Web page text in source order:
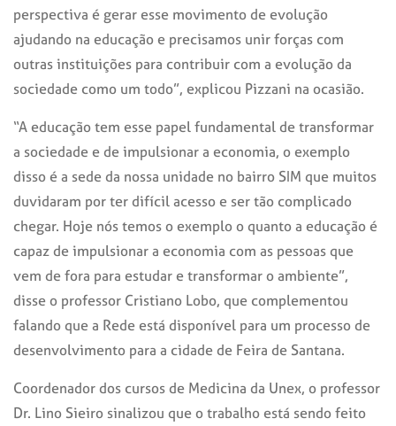
perspectiva é gerar esse movimento de evolução
ajudando na educação e precisamos unir forças com
outras instituições para contribuir com a evolução da
sociedade como um todo”, explicou Pizzani na ocasião.
“A educação tem esse papel fundamental de transformar
a sociedade e de impulsionar a economia, o exemplo
disso é a sede da nossa unidade no bairro SIM que muitos
duvidaram por ter difícil acesso e ser tão complicado
chegar. Hoje nós temos o exemplo o quanto a educação é
capaz de impulsionar a economia com as pessoas que
vem de fora para estudar e transformar oambiente”,
disse o professor Cristiano Lobo, que complementou
falando que a Rede está disponível para um processo de
desenvolvimento para a cidade de Feira de Santana.
Coordenador dos cursos de Medicina da Unex, o professor
Dr. Lino Sieiro sinalizou que o trabalho está sendo feito